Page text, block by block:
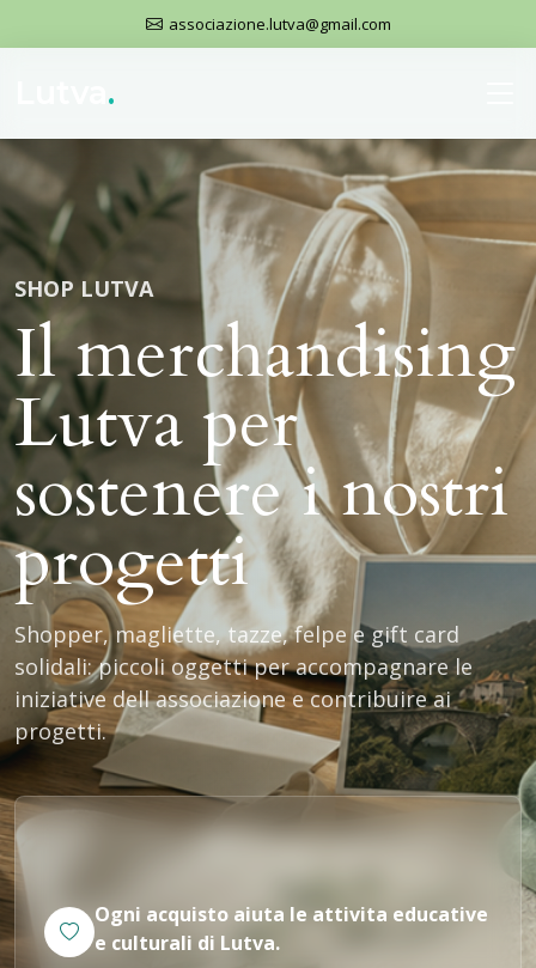
associazione.lutva@gmail.com
.
SHOP LUTVA
Il merchandising
Lutva per
sostenere i nostri
progetti
Shopper, magliette, tazze, felpe e gift card
solidali: piccoli oggetti per accompagnare le
iniziative dell associazione e contribuire ai
progetti.
Ogni acquisto aiuta le attivita educative
e culturali di Lutva.